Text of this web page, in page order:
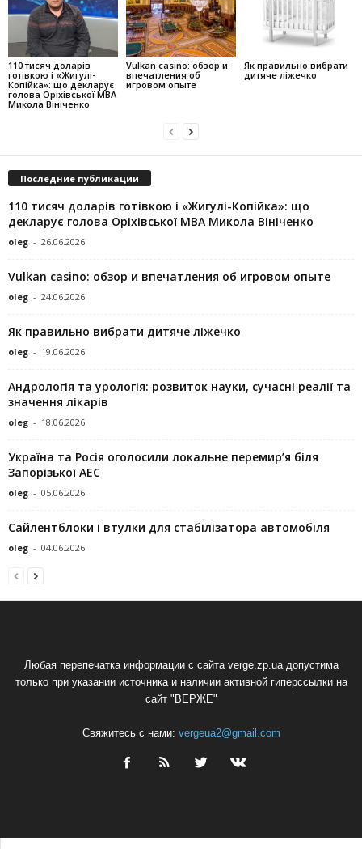
110 тисяч доларів
готівкою і «Жигулі-
Копійка»: що декларує
голова Оріхівської МВА
Микола Вініченко
Vulkan casino: обзор и
впечатления об
игровом опыте
Як правильно вибрати
дитяче ліжечко
Последние публикации
110 тисяч доларів готівкою і «Жигулі-Копійка»: що
декларує голова Оріхівської МВА Микола Вініченко
oleg - 26.06.2026
Vulkan casino: обзор и впечатления об игровом опыте
oleg - 24.06.2026
Як правильно вибрати дитяче ліжечко
oleg - 19.06.2026
Андрологія та урологія: розвиток науки, сучасні реалії та
значення лікарів
oleg - 18.06.2026
Україна та Росія оголосили локальне перемир’я біля
Запорізької АЕС
oleg - 05.06.2026
Сайлентблоки і втулки для стабілізатора автомобіля
oleg - 04.06.2026
Любая перепечатка информации с сайта verge.zp.ua допустима
только при указании источника и наличии активной гиперссылки на
сайт "ВЕРЖЕ"
Свяжитесь с нами: vergeua2@gmail.com